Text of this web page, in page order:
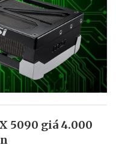
5090 giá 4.000